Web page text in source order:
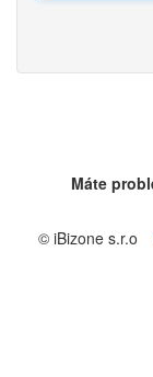
Máte
© iBizone s.r.o